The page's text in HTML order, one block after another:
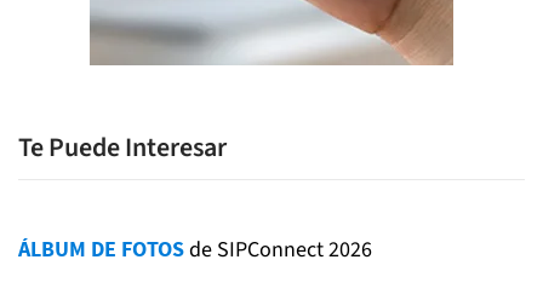
Te Puede Interesar
ÁLBUM DE FOTOSde SIPConnect 2026